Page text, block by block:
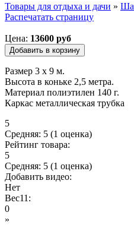
Вы здесь
Товары для отдыха и дачи »
Распечатать страницу
Цена: 13600 руб
Размер 3 х 9 м.
Высота в коньке 2,5 метра.
Материал полиэтилен 140 г.
Каркас металлическая трубка
5
Средняя: 5 (1 оценка)
Рейтинг товара:
5
Средняя: 5 (1 оценка)
Добавить видео:
Нет
Вес11:
0
»